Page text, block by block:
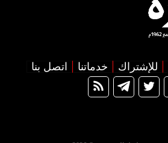
للإشتراك خدماتنا اتصل بنا